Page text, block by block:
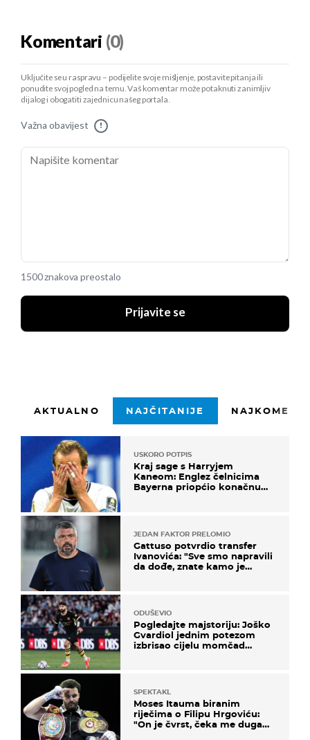
Komentari (0)
Uključite se u raspravu – podijelite svoje mišljenje, postavite pitanja ili
ponudite svoj pogled na temu. Vaš komentar može potaknuti zanimljiv
dijalog i obogatiti zajednicu našeg portala.
Važna obavijest !
1500 znakova preostalo
Prijavite se
AKTUALNO NAJČITANIJE
USKORO POTPIS
Kraj sage s Harryjem
Kaneom: Englez čelnicima
Bayerna priopćio konačnu
JEDAN FAKTOR PRELOMIO
Gattuso potvrdio transfer
Ivanovića: "Sve smo napravili
da dođe, znate kamo je
ODUŠEVIO
Pogledajte majstoriju: Joško
Gvardiol jednim potezom
izbrisao cijelu momčad
SPEKTAKL
Moses Itauma biranim
riječima o Filipu Hrgoviću:
"On je čvrst, čeka me duga